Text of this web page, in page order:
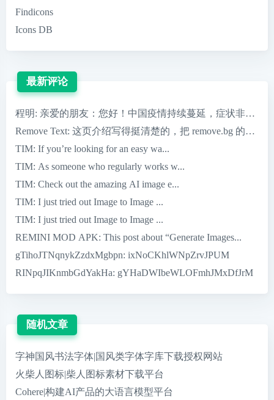
Findicons
Icons DB
最新评论
程明: 亲爱的朋友：您好！中国疫情持续蔓延，症状非常严
Remove Text: 这页介绍写得挺清楚的，把 remove.bg 的核心
TIM: If you’re looking for an easy wa...
TIM: As someone who regularly works w...
TIM: Check out the amazing AI image e...
TIM: I just tried out Image to Image ...
TIM: I just tried out Image to Image ...
REMINI MOD APK: This post about “Generate Images...
gTihoJTNqnykZzdxMgbpn: ixNoCKhlWNpZrvJPUM
RINpqJIKnmbGdYakHa: gYHaDWIbeWLOFmhJMxDfJrM
随机文章
字神国风书法字体|国风类字体字库下载授权网站
火柴人图标|柴人图标素材下载平台
Cohere|构建AI产品的大语言模型平台